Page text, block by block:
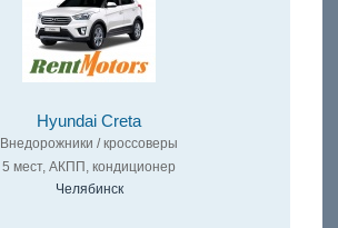
Hyundai Creta
Внедорожники / кроссоверы
5 мест, АКПП, кондиционер
Челябинск